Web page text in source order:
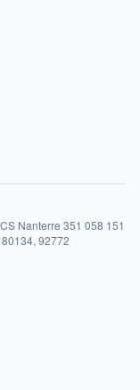
Nanterre 351 058 151
92772